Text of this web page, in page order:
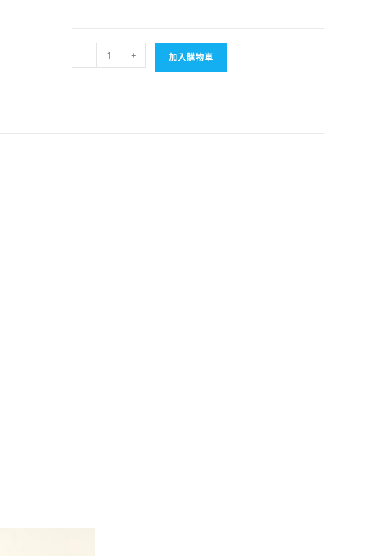
鋁
- + 加入購物車